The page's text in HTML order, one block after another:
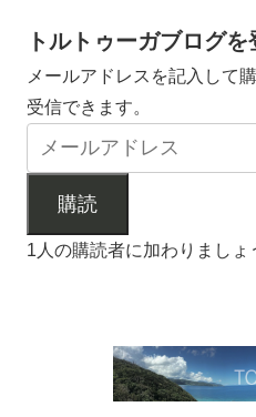
トルトゥーガブログを
メールアドレスを記入して
受信できます。
購読
1人の購読者に加わりましょ